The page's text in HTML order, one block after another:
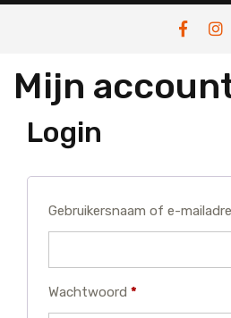
Mijn
Login
Gebruikersnaam of e-
Wachtwoord *